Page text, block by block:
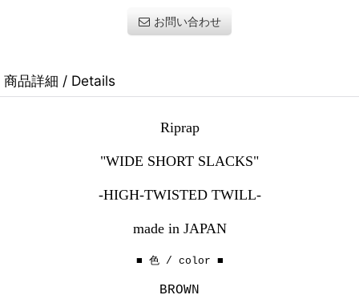
お問い合わせ
商品詳細 / Details
Riprap
"WIDE SHORT SLACKS"
-HIGH-TWISTED TWILL-
made in JAPAN
■ 色 / color ■
BROWN